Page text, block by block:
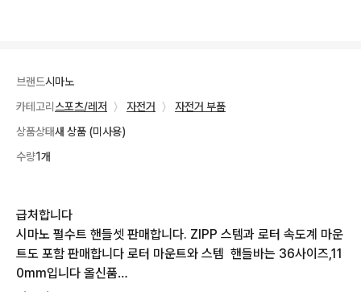
브랜드시마노
카테고리 스포츠/레저 〉 자전거 〉
자전거 부품
상품상태새 상품 (미사용)
수량1개
급처합니다
시마노 펄수트 핸들셋 판매합니다. ZIPP 스템과 로터 속도계 마운
트도 포함 판매합니다 로터 마운트와 스템  핸들바는 36사이즈,11
0mm입니다 올신품